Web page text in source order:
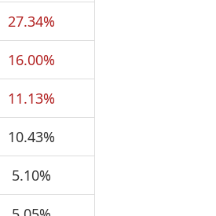
27.34%
16.00%
11.13%
10.43%
5.10%